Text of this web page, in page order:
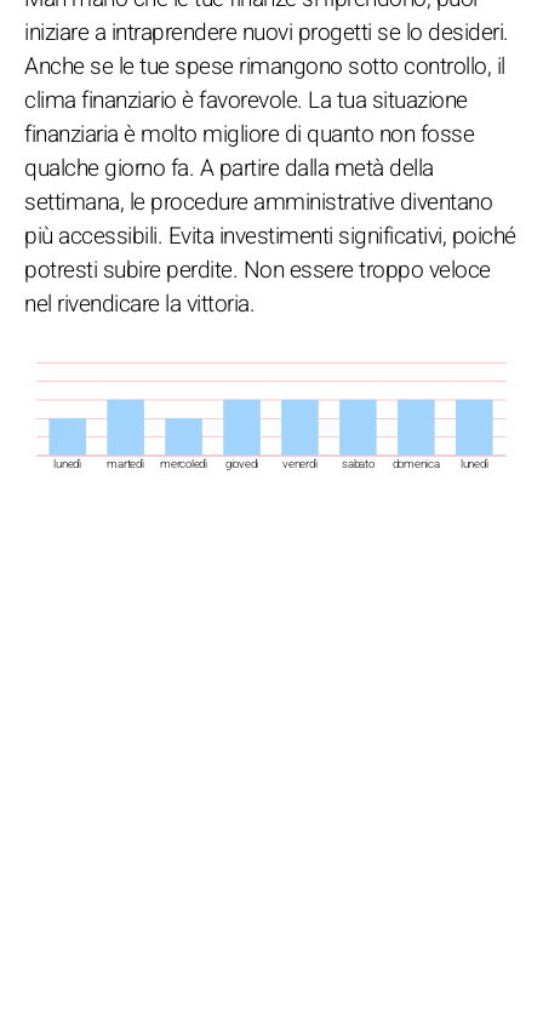
lunedì martedì mercoledì giovedì venerdì sabato domenica lunedì
iniziare a intraprendere nuovi progetti se lo desideri.
Anche se le tue spese rimangono sotto controllo, il
clima finanziario è favorevole. La tua situazione
finanziaria è molto migliore di quanto non fosse
qualche giorno fa. A partire dalla metà della
settimana, le procedure amministrative diventano
più accessibili. Evita investimenti significativi, poiché
potresti subire perdite. Non essere troppo veloce
nel rivendicare la vittoria.